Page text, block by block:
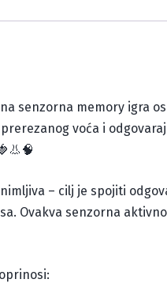
senzorna memory igra
voća i
– cilj je spojiti
Ovakva senzorna